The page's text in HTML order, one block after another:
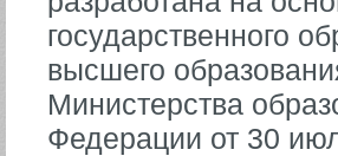
государственного
высшего
Министерства
Федерации от 30